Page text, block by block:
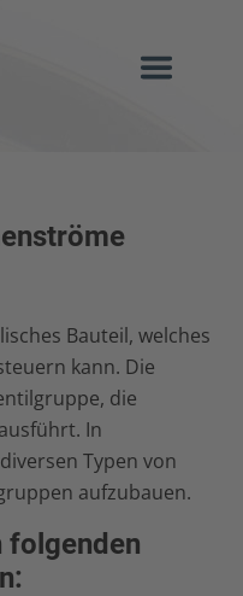
Bauteil, welches
kann. Die
die
In
Typen von
aufzubauen.
folgenden